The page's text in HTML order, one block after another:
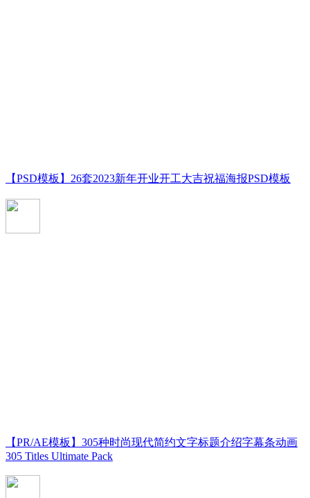
【PSD模板】26套2023新年开业开工大吉祝福海报PSD模板
【PR/AE模板】305种时尚现代简约文字标题介绍字幕条动画
305 Titles Ultimate Pack